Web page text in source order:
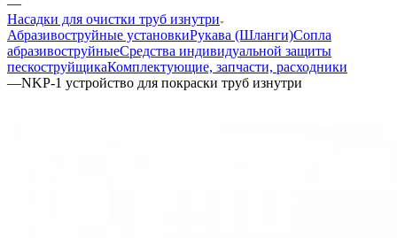
Насадки для очистки труб изнутри
Абразивоструйные установкиРукава (Шланги)Сопла
абразивоструйныеСредства индивидуальной защиты
пескоструйщикаКомплектующие, запчасти, расходники
—NKP-1 устройство для покраски труб изнутри